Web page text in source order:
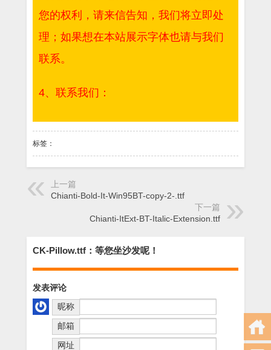
您的权利，请来信告知，我们将立即处
理；如果想在本站展示字体也请与我们
联系。
4、联系我们：
标签：
上一篇
Chianti-Bold-It-Win95BT-copy-2-.ttf
下一篇
Chianti-ItExt-BT-Italic-Extension.ttf
CK-Pillow.ttf：等您坐沙发呢！
发表评论
昵称
邮箱
网址